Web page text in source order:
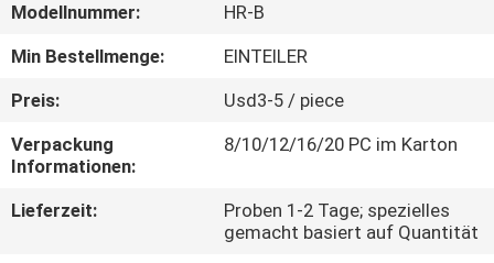
AUSFLUG
QUALITÄTSKONTROLLE
TRETEN
SIE
Modellnummer:
HR-B
Min Bestellmenge:
EINTEILER
Preis:
Usd3-5 / piece
Verpackung
Informationen:
8/10/12/16/20 PC im Karton
Lieferzeit:
Proben 1-2 Tage; spezielles
gemacht basiert auf Quantität